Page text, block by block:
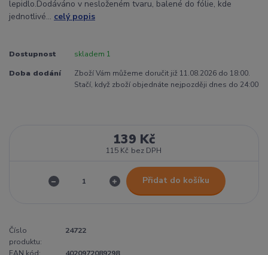
lepidlo.Dodáváno v nesloženém tvaru, balené do fólie, kde
jednotlivé... celý popis
Dostupnost skladem 1
Doba dodání
Zboží Vám můžeme doručit již 11.08.2026 do 18:00.
Stačí, když zboží objednáte nejpozději dnes do 24:00
139 Kč
115 Kč bez DPH
Přidat do košíku
Číslo
produktu:
24722